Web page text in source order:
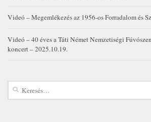
Videó – Megemlékezés az 1956-os Forradalom és
Videó – 40 éves a Táti Német Nemzetiségi
koncert – 2025.10.19.
Keresés: